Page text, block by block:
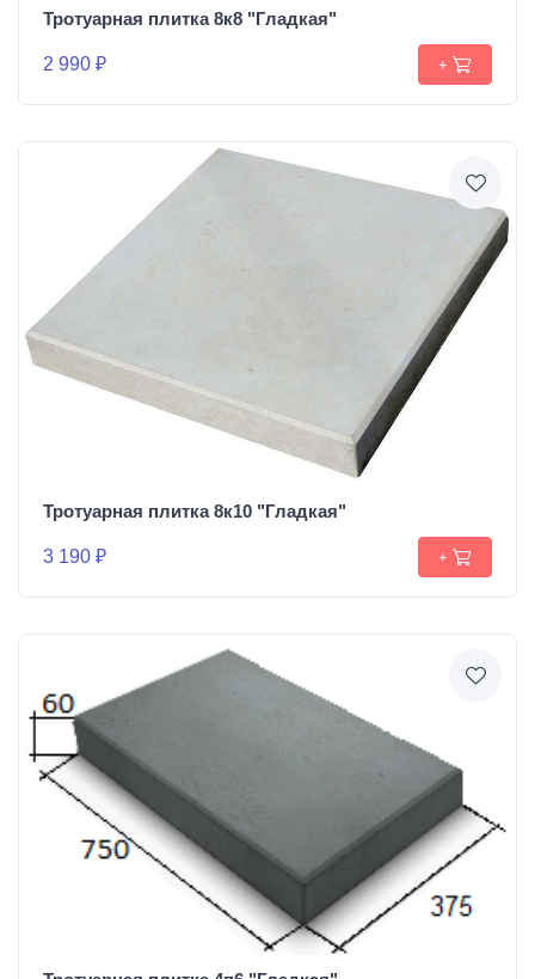
Тротуарная плитка 8к8 "Гладкая"
2 990 ₽ +
Тротуарная плитка 8к10 "Гладкая"
3 190 ₽ +